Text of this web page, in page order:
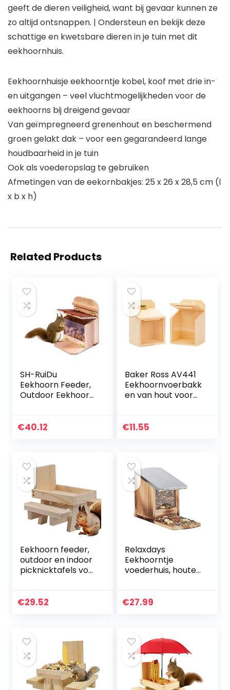
geeft de dieren veiligheid, want bij gevaar kunnen ze
zo altijd ontsnappen. | Ondersteun en bekijk deze
schattige en kwetsbare dieren in je tuin met dit
eekhoornhuis.
Eekhoornhuisje eekhoorntje kobel, koof met drie in-
en uitgangen – veel vluchtmogelijkheden voor de
eekhoorns bij dreigend gevaar
Van geïmpregneerd grenenhout en beschermend
groen gelakt dak – voor een gegarandeerd lange
houdbaarheid in je tuin
Ook als voederopslag te gebruiken
Afmetingen van de eekornbakjes: 25 x 26 x 28,5 cm (l
x b x h)
Related Products
SH-RuiDu
Eekhoorn Feeder,
Outdoor Eekhoorn
Voedingsdoos
€40.12
Baker Ross AV441
Eekhoornvoerbakk
en van hout voor
decoratie-idee om
€11.55
Eekhoorn feeder,
outdoor en indoor
picknicktafels voor
voedselopslagger
€29.52
Relaxdays
Eekhoorntje
voederhuis, houten
metalen dak,
€27.99